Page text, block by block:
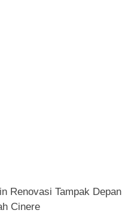
Renovasi Tampak Depan
Cinere